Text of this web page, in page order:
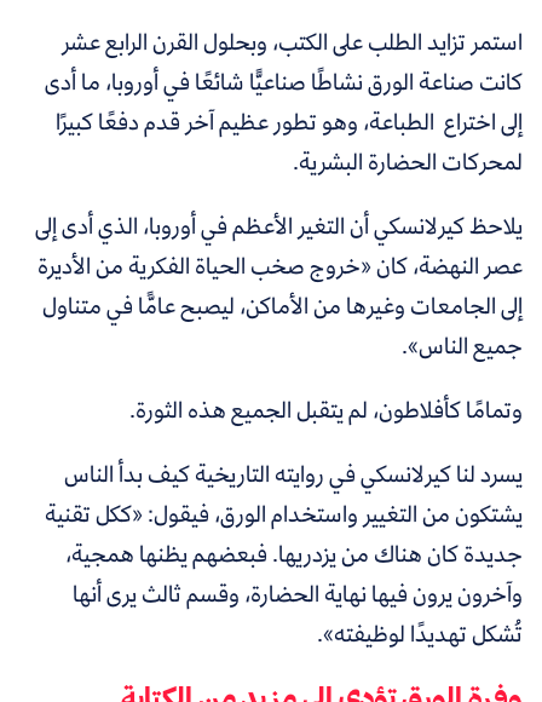
استمر تزايد الطلب على الكتب، وبحلول القرن الرابع عشر
كانت صناعة الورق نشاطًا صناعيًّا شائعًا في أوروبا، ما أدى
إلى اختراع الطباعة، وهو تطور عظيم آخر قدم دفعًا كبيرًا
لمحركات الحضارة البشرية.
يلاحظ كيرلانسكي أن التغير الأعظم في أوروبا، الذي أدى إلى
عصر النهضة، كان«خروج صخب الحياة الفكرية من الأديرة
إلى الجامعات وغيرها من الأماكن، ليصبح عامًّا في متناول
جميع الناس».
وتمامًا كأفلاطون، لم يتقبل الجميع هذه الثورة.
يسرد لنا كيرلانسكي في روايته التاريخية كيف بدأ الناس
يشتكون من التغيير واستخدام الورق، فيقول:«ككل تقنية
جديدة كان هناك من يزدريها. فبعضهم يظنها همجية،
وآخرون يرون فيها نهاية الحضارة، وقسم ثالث يرى أنها
تُشكل تهديدًا لوظيفته»
.